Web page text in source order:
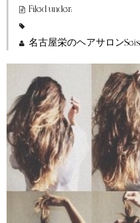
Filed under:
名古屋栄のヘアサロンSeis